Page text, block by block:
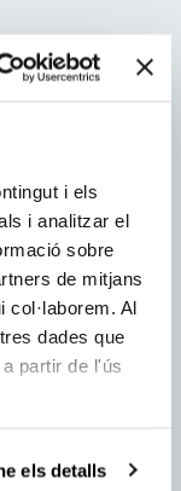
i els
i analitzar el
sobre
de mitjans
col·laborem. Al
dades que
partir de l'ús
els detalls